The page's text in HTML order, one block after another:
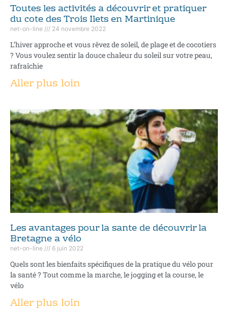
Toutes les activités a découvrir et pratiquer
du cote des Trois Ilets en Martinique
net-on-line 24 novembre 2022
L’hiver approche et vous rêvez de soleil, de plage et de cocotiers
? Vous voulez sentir la douce chaleur du soleil sur votre peau,
rafraîchie
Aller plus loin
Les avantages pour la sante de découvrir la
Bretagne a vélo
net-on-line 6 juin 2022
Quels sont les bienfaits spécifiques de la pratique du vélo pour
la santé ? Tout comme la marche, le jogging et la course, le
vélo
Aller plus loin